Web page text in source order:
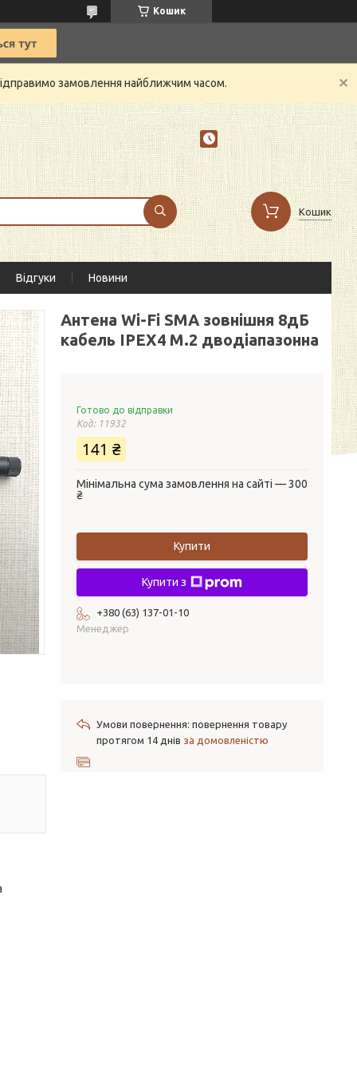
Кошик
замовлення найближчим часом.
Кошик
Відгуки Новини
Антена Wi-Fi SMA зовнішня 8дБ
кабель IPEX4 M.2 дводіапазонна
Готово до відправки
Код: 11932
141 ₴
Мінімальна сума замовлення на сайті — 300
₴
Купити
Купити з
+380 (63) 137-01-10
Менеджер
повернення товару
протягом 14 днів за домовленістю